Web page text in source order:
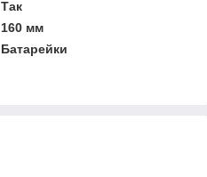
Так
160 мм
Батарейки